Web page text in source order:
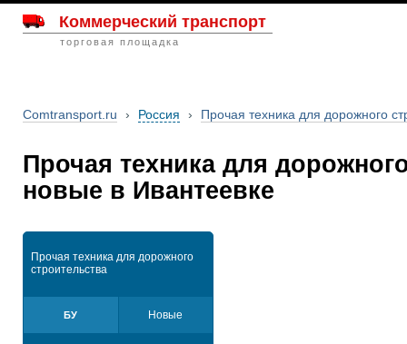
Коммерческий транспорт
торговая площадка
Comtransport.ru › Россия › Прочая техника для дорожного
Прочая техника для
новые в Ивантеевке
Прочая техника для дорожного
строительства
БУ Новые